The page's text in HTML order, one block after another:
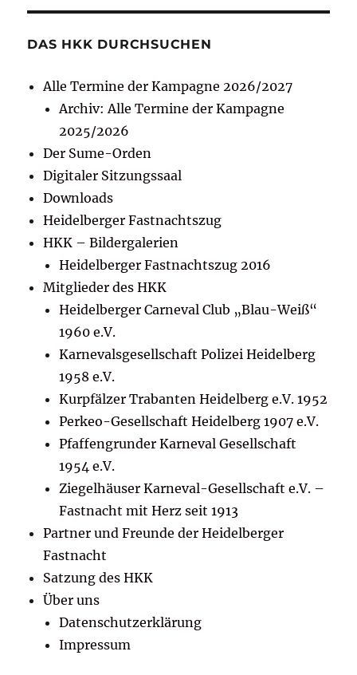
DAS HKK DURCHSUCHEN
Alle Termine der Kampagne 2026/2027
Archiv: Alle Termine der Kampagne
2025/2026
Der Sume-Orden
Digitaler Sitzungssaal
Downloads
Heidelberger Fastnachtszug
HKK – Bildergalerien
Heidelberger Fastnachtszug 2016
Mitglieder des HKK
Heidelberger Carneval Club „Blau-Weiß“
1960 e.V.
Karnevalsgesellschaft Polizei Heidelberg
1958 e.V.
Kurpfälzer Trabanten Heidelberg e.V. 1952
Perkeo-Gesellschaft Heidelberg 1907 e.V.
Pfaffengrunder Karneval Gesellschaft
1954 e.V.
Ziegelhäuser Karneval-Gesellschaft e.V. –
Fastnacht mit Herz seit 1913
Partner und Freunde der Heidelberger
Fastnacht
Satzung des HKK
Über uns
Datenschutzerklärung
Impressum